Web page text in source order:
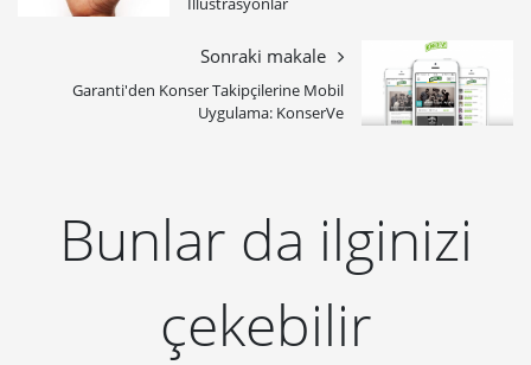
Sonraki makale
Garanti'den Konser Takipçilerine Mobil
Uygulama: KonserVe
Bunlar da ilginizi
çekebilir